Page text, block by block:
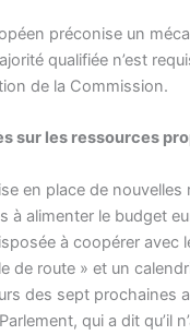
préconise un
qualifiée n’est
de la Commission.
sur les ressources
en place de nouvelles
à alimenter le budget
à coopérer avec
de route » et un
des sept prochaines
qui a dit qu’il